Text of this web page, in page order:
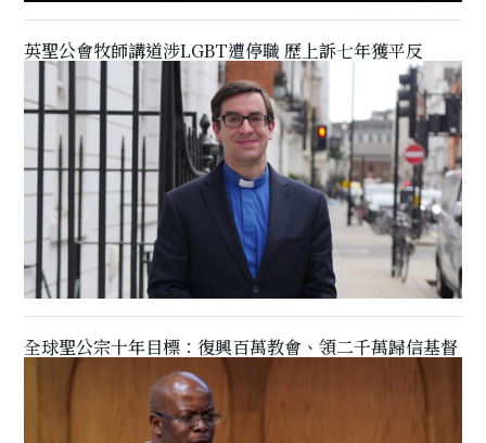
英聖公會牧師講道涉LGBT遭停職 歷上訴七年獲平反
全球聖公宗十年目標：復興百萬教會、領二千萬歸信基督